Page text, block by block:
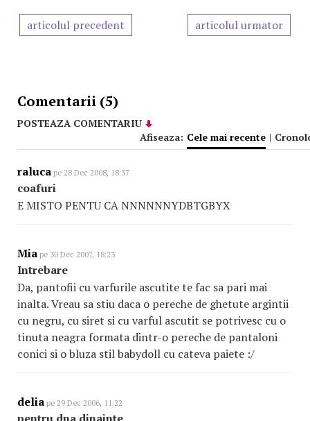
articolul precedent articolul urmator
Comentarii (5)
POSTEAZA COMENTARIU
Afiseaza: Cele mai recente |
raluca pe 28 Dec 2008, 18:37
coafuri
E MISTO PENTU CA NNNNNNYDBTGBYX
Mia pe 30 Dec 2007, 18:23
Intrebare
Da, pantofii cu varfurile ascutite te fac sa pari mai
inalta. Vreau sa stiu daca o pereche de ghetute argintii
cu negru, cu siret si cu varful ascutit se potrivesc cu o
tinuta neagra formata dintr-o pereche de pantaloni
conici si o bluza stil babydoll cu cateva paiete :/
delia pe 29 Dec 2006, 11:22